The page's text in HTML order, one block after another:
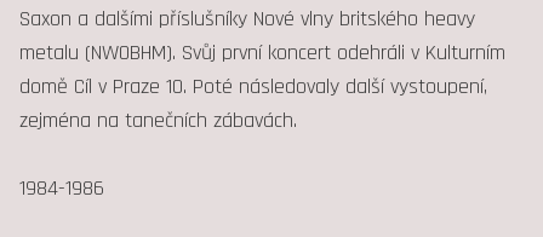
Saxon a dalšími příslušníky Nové vlny britského heavy
metalu (NWOBHM). Svůj první koncert odehráli v Kulturním
domě Cíl v Praze 10. Poté následovaly další vystoupení,
zejména na tanečních zábavách.
1984-1986